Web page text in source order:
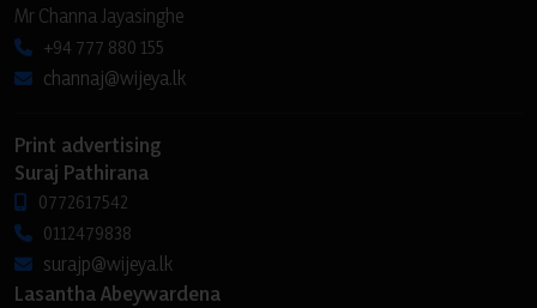
Mr Channa Jayasinghe
+94 777 880 155
channaj@wijeya.lk
Print advertising
Suraj Pathirana
0772617542
0112479838
surajp@wijeya.lk
Lasantha Abeywardena